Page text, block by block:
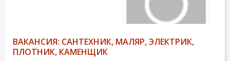
ВАКАНСИЯ: САНТЕХНИК, МАЛЯР, ЭЛЕКТРИК,
ПЛОТНИК, КАМЕНЩИК